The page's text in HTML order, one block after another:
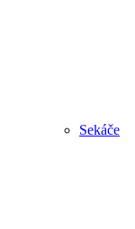
Sekáče